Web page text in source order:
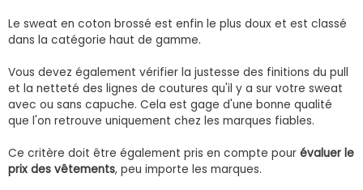
Le sweat en coton brossé est enfin le plus doux et est classé
dans la catégorie haut de gamme.
Vous devez également vérifier la justesse des finitions du pull
et la netteté des lignes de coutures qu'il y a sur votre sweat
avec ou sans capuche. Cela est gage d'une bonne qualité
que l'on retrouve uniquement chez les marques fiables.
Ce critère doit être également pris en compte pour évaluer le
prix des vêtements, peu importe les marques.